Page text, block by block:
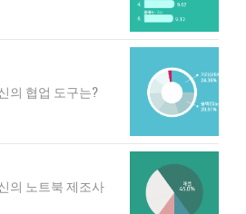
의 협업 도구는?
의 노트북 제조사